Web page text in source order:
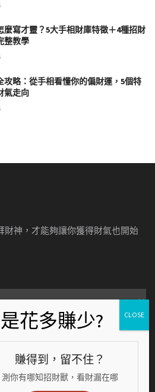
麼寫才靈？5大手相財庫特徵＋4種招財
整教學
攻略：從手相看懂你的偏財運，5個特
氣走向
財神，才能夠讓你獲得財氣也開始
RIGHTS RESERVED. 版權所有，
賺得到，留不住？
測你有哪知招財獸，看財漏在哪